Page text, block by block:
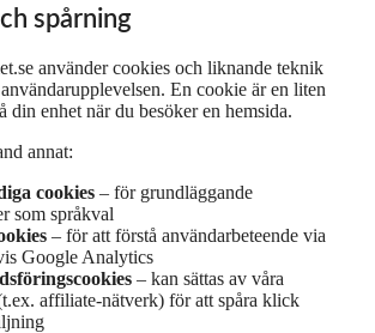
spårning
använder cookies och liknande teknik
En cookie är en liten
din enhet när du besöker en hemsida.
annat:
cookies – för grundläggande
som språkval
– för att förstå användarbeteende via
Google Analytics
– kan sättas av våra
affiliate-nätverk) för att spåra klick